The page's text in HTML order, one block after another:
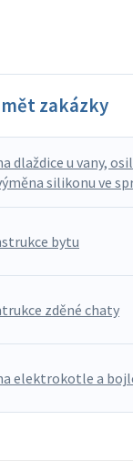
zakázky
dlaždice u vany,
silikonu ve
bytu
zděné chaty
elektrokotle a